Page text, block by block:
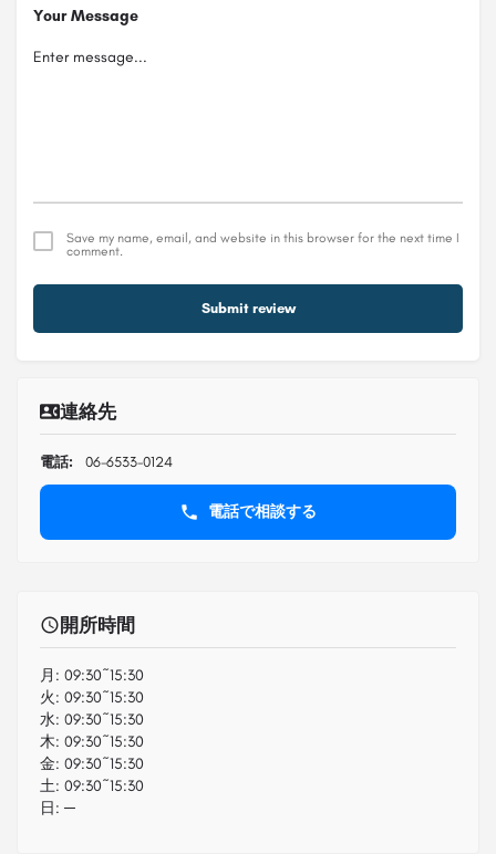
Your Message
Save my name, email, and website in this browser for the next time I
comment.
Submit review
連絡先
電話: 06-6533-0124
電話で相談する
開所時間
月: 09:30~15:30
火: 09:30~15:30
水: 09:30~15:30
木: 09:30~15:30
金: 09:30~15:30
土: 09:30~15:30
日: ─